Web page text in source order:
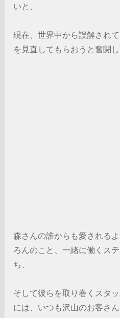
いと、
現在、世界中から誤解され
を見直してもらおうと奮闘し
森さんの誰からも愛される
ろんのこと、一緒に働くス
ち、
そして彼らを取り巻くスタ
には、いつも沢山のお客さん